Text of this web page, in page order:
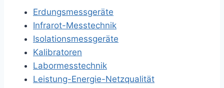
Erdungsmessgeräte
Infrarot-Messtechnik
Isolationsmessgeräte
Kalibratoren
Labormesstechnik
Leistung-Energie-Netzqualität